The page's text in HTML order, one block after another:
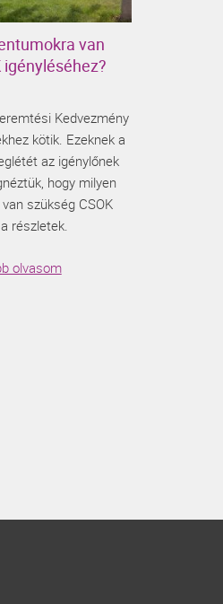
van
igényléséhez?
Kedvezmény
kötik. Ezeknek a
az igénylőnek
hogy milyen
szükség CSOK
részletek.
olvasom